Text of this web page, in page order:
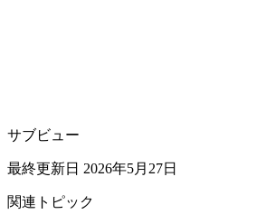
サブビュー
最終更新日 2026年5月27日
関連トピック